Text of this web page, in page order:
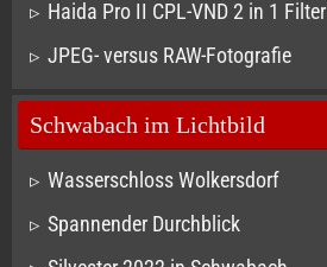
Haida Pro II CPL-VND 2 in 1 Filter
JPEG- versus RAW-Fotografie
Schwabach im Lichtbild
Wasserschloss Wolkersdorf
Spannender Durchblick